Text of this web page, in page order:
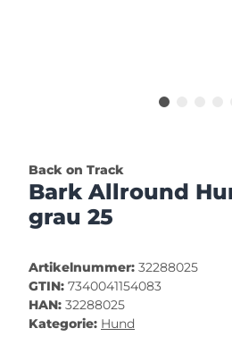
Back on Track
Bark Allround
grau 25
Artikelnummer: 32288025
GTIN: 7340041154083
HAN: 32288025
Kategorie: Hund